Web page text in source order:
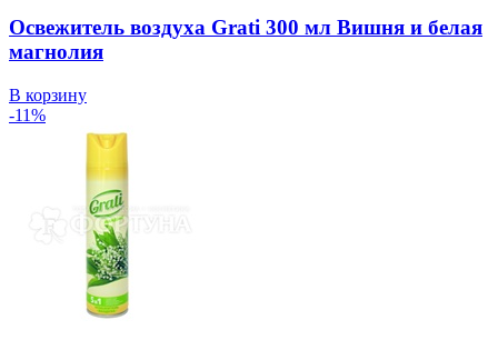
Освежитель воздуха Grati 300 мл Вишня и белая
магнолия
В корзину
-11%